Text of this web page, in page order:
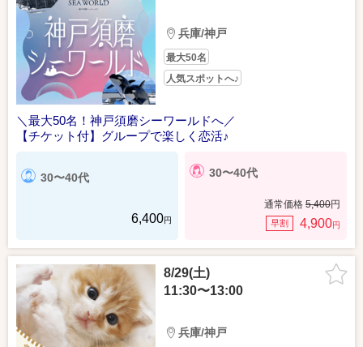
兵庫/神戸
最大50名
人気スポットへ♪
＼最大50名！神戸須磨シーワールドへ／
【チケット付】グループで楽しく恋活♪
30〜40代
6,400円
30〜40代
通常価格 5,400円
早割 4,900円
8/29(土)
11:30〜13:00
兵庫/神戸